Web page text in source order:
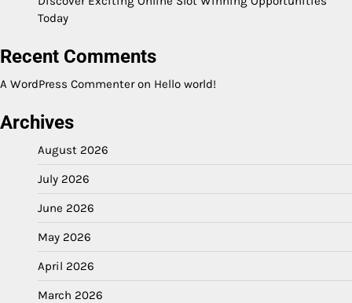
Today
Recent Comments
A WordPress Commenteron Hello world!
Archives
August 2026
July 2026
June 2026
May 2026
April 2026
March 2026